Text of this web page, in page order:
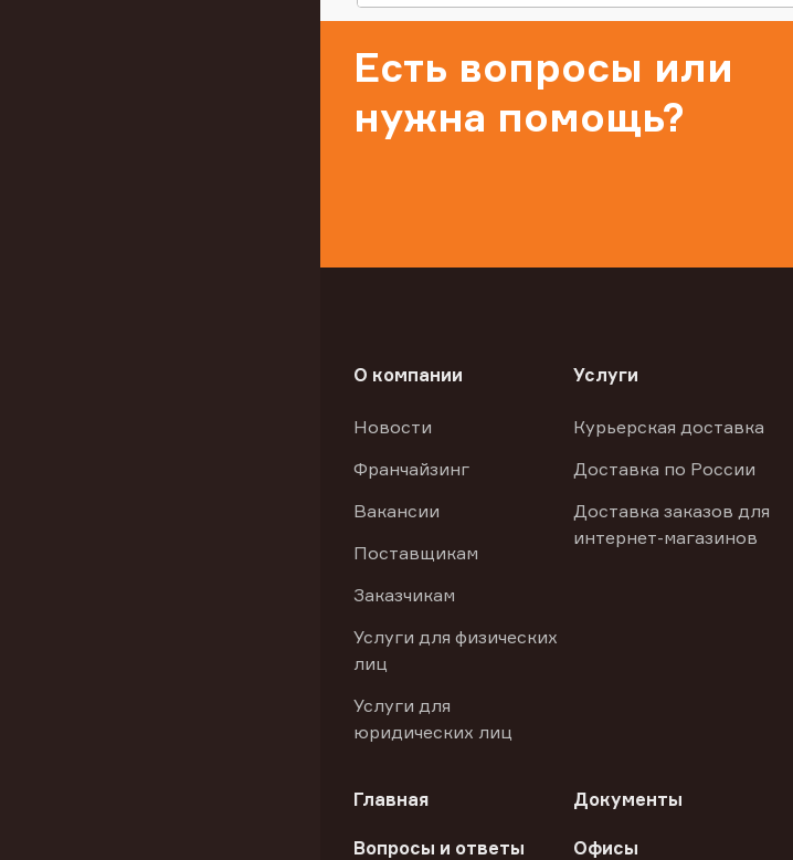
Есть вопросы или
нужна помощь?
О компании
Новости
Франчайзинг
Вакансии
Поставщикам
Заказчикам
Услуги для физических
лиц
Услуги для
юридических лиц
Услуги
Курьерская доставка
Доставка по России
Доставка заказов для
интернет-магазинов
Главная Документы
Вопросы и ответы Офисы